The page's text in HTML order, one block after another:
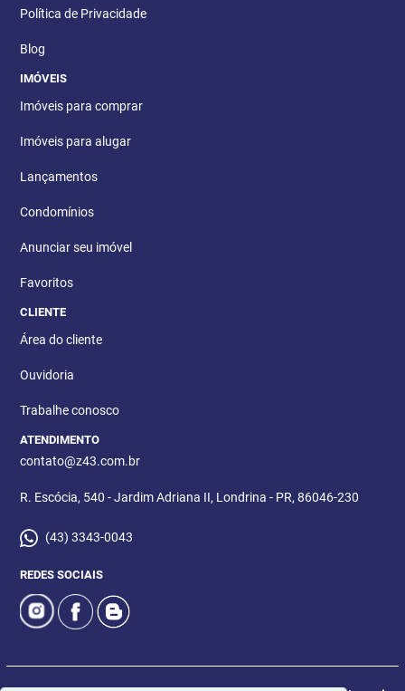
Política de Privacidade
Blog
IMÓVEIS
Imóveis para comprar
Imóveis para alugar
Lançamentos
Condomínios
Anunciar seu imóvel
Favoritos
CLIENTE
Área do cliente
Ouvidoria
Trabalhe conosco
ATENDIMENTO
contato@z43.com.br
R. Escócia, 540 - Jardim Adriana II, Londrina - PR, 86046-230
(43) 3343-0043
REDES SOCIAIS